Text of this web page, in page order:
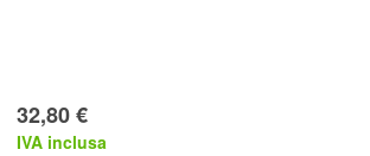
32,80 €
IVA inclusa